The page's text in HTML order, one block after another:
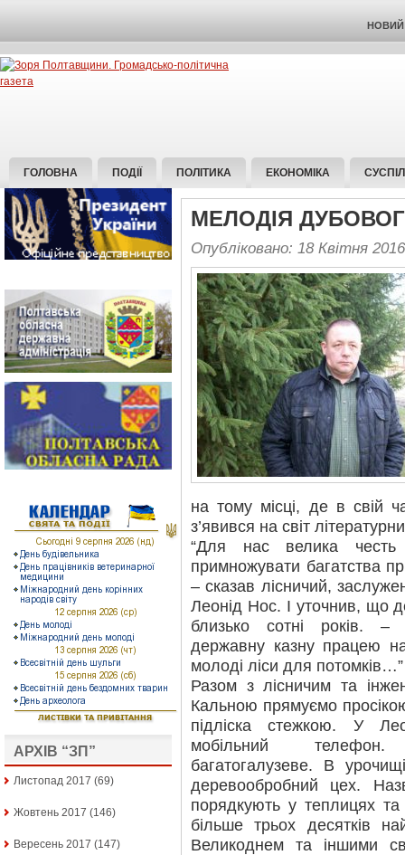
НОВИЙ
ГОЛОВНА ПОДІЇ ПОЛІТИКА ЕКОНОМІКА
АРХІВ “ЗП”
Листопад 2017 (69)
Жовтень 2017 (146)
Вересень 2017 (147)
МЕЛОДІЯ
Опубліковано: 18 Квітня 2016
на тому місці, де в свій
з’явився на світ
“Для нас велика
примножувати багатства
– сказав лісничий,
Леонід Нос. І уточнив, що
близько сотні років.
державну казну працею
молоді ліси для потомків…”
Разом з лісничим та
Кальною прямуємо
підліска стежкою. У
мобільний
багатогалузеве. В
деревообробний цех.
порядкують у теплицях
більше трьох десятків
Великоднем та іншими